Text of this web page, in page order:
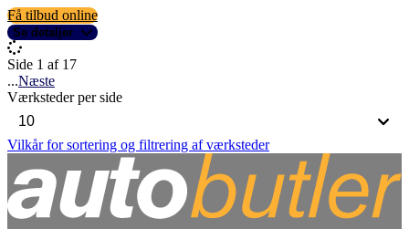
Få tilbud online
Se detaljer
Side 1 af 17
...Næste
Værksteder per side
Vilkår for sortering og filtrering af værksteder